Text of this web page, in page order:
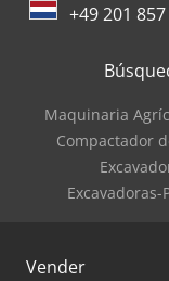
+49 201
Maquinaria
Compactador
Excavadoras-
Vender